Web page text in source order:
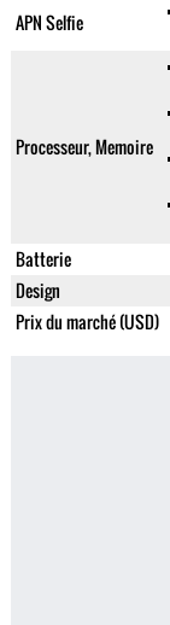
APN Selfie
Processeur, Memoire
Batterie
Design
Prix du marché (USD)